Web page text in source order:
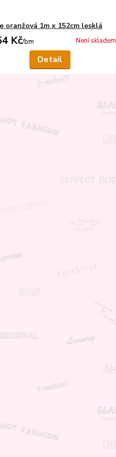
oranžová 1m x 152cm lesklá
Kč/bm Není skladem
Detail